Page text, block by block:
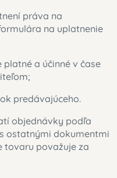
práva na
na uplatnenie
platné a účinné v čase
predávajúceho.
objednávky podľa
ostatnými dokumentmi
tovaru považuje za